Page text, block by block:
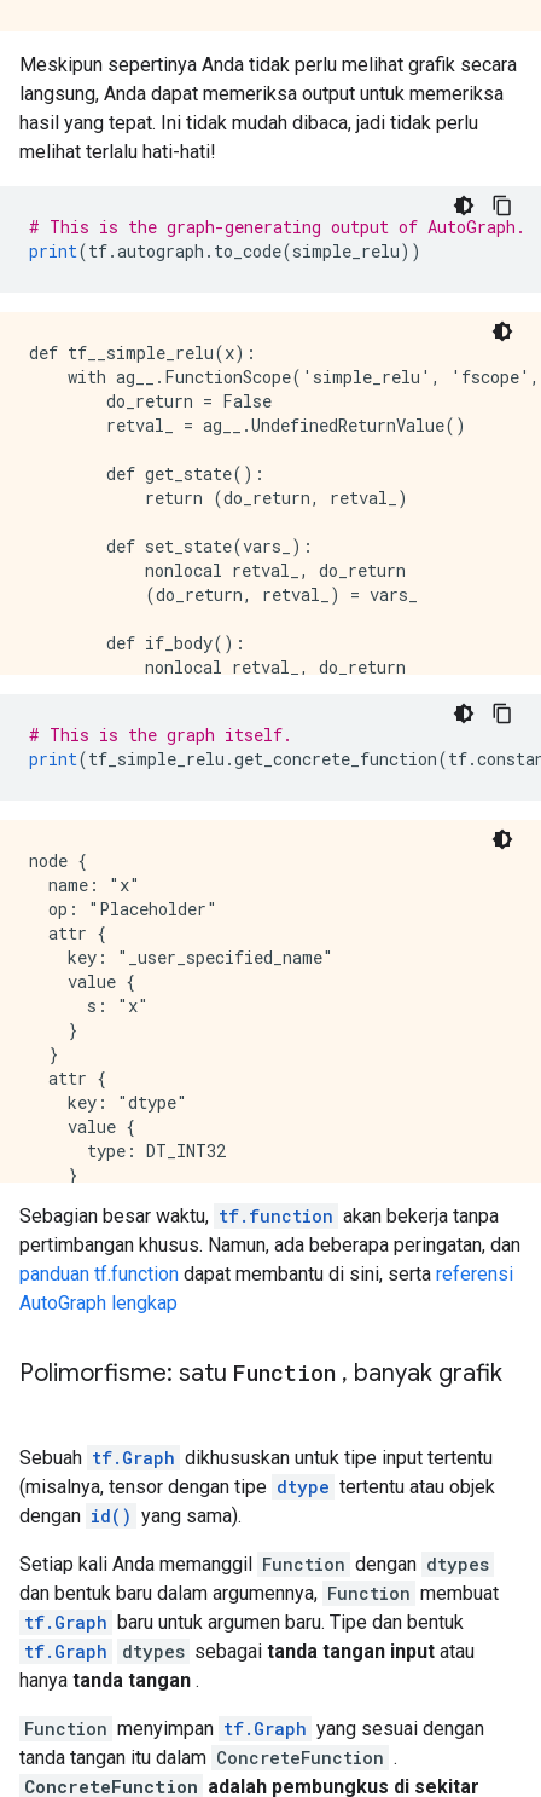
Meskipun sepertinya Anda tidak perlu melihat grafik secara
langsung, Anda dapat memeriksa output untuk memeriksa
hasil yang tepat. Ini tidak mudah dibaca, jadi tidak perlu
melihat terlalu hati-hati!
# This is the graph-generating output of AutoGraph.
print(tf.autograph . to_code(simple_relu))
def tf__simple_relu(x):
with ag__.FunctionScope('simple_relu',
        do_return = False
        retval_ = ag__.UndefinedReturnValue()
        def get_state():
            return (do_return, retval_)
        def set_state(vars_):
            nonlocal retval_, do_return
            (do_return, retval_) = vars_
        def if_body():
            nonlocal retval_, do_return
                retval_ = ag__.ld(x)
            except:
        def else_body():
            nonlocal retval_, do_return
            try:
                do_return = True
                retval_ = 0
            except:
                do_return = False
                raise
# This is the graph itself.
print(tf_simple_relu .get_concrete_function(tf.
node {
  name: "x"
  op: "Placeholder"
  attr {
    key: "_user_specified_name"
    value {
      s: "x"
    }
  }
  attr {
    key: "dtype"
    value {
      type: DT_INT32
    }
  attr {
    key: "shape"
    value {
      shape {
      }
  }
  op: "Const"
  attr {
    key: "dtype"
      type: DT_INT32
    }
  }
  attr {
    key: "value"
    value {
        dtype: DT_INT32
        tensor_shape {
        }
Sebagian besar waktu, tf.function akan bekerja tanpa
pertimbangan khusus. Namun, ada beberapa peringatan, dan
panduan tf.function dapat membantu di sini, serta referensi
AutoGraph lengkap
Polimorfisme: satu Function , banyak grafik
Sebuah tf.Graph dikhususkan untuk tipe input tertentu
(misalnya, tensor dengan tipe dtype tertentu atau objek
dengan id() yang sama).
Setiap kali Anda memanggil Function dengan dtypes
dan bentuk baru dalam argumennya, Function membuat
tf.Graph baru untuk argumen baru. Tipe dan bentuk
tf.Graph
dtypes sebagai tanda tangan input atau
hanya tanda tangan .
Function menyimpan tf.Graph yang sesuai dengan
tanda tangan itu dalam ConcreteFunction .
ConcreteFunction adalah pembungkus di sekitar